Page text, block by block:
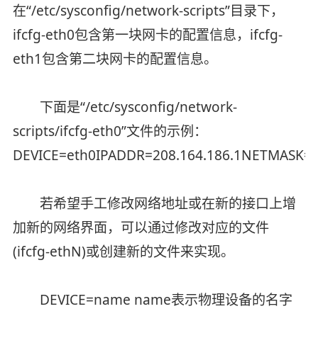
在“/etc/sysconfig/network-scripts”目录下，
ifcfg-eth0包含第一块网卡的配置信息，ifcfg-
eth1包含第二块网卡的配置信息。
下面是“/etc/sysconfig/network-
scripts/ifcfg-eth0”文件的示例：
若希望手工修改网络地址或在新的接口上增
加新的网络界面，可以通过修改对应的文件
(ifcfg-ethN)或创建新的文件来实现。
DEVICE=name name表示物理设备的名字